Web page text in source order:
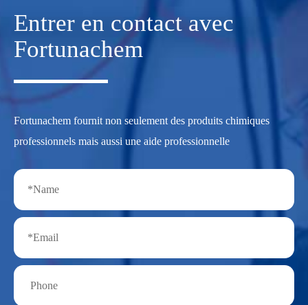
Entrer en contact avec
Fortunachem
Fortunachem fournit non seulement des produits chimiques
professionnels mais aussi une aide professionnelle